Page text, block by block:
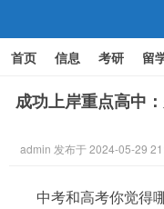
首页 信息 考研 留
文化 家庭教育
成功上岸重点高中
admin 发布于 2024-05-29
中考和高考你觉得